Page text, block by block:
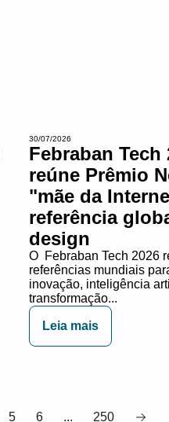
30/07/2026
Febraban Tech
reúne Prêmio
"mãe da
referência
design
O Febraban Tech 2026
referências mundiais
inovação, inteligência
transformação...
Leia mais
5 6 ... 250